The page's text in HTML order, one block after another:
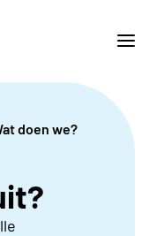
doen we?